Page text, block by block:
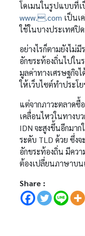
โดเมนในรูปแบบที่
www..com เป็นเ
ใช้ในบางประเทศปิ
อย่างไรก็ตามยังไม่
อักขระท้องถิ่นไปใน
มูลค่าทางเศรษฐกิจ
ให้เว็บไซต์ทำประโ
แต่จากภาวะตลาดซื้
เคลื่อนไหวในทางบ
IDN จะสูงขึ้นอีกมา
ระดับ TLD ด้วย ซึ่ง
อักขระท้องถิ่น มีคว
ต้องเปลี่ยนภาษาบ
Share :